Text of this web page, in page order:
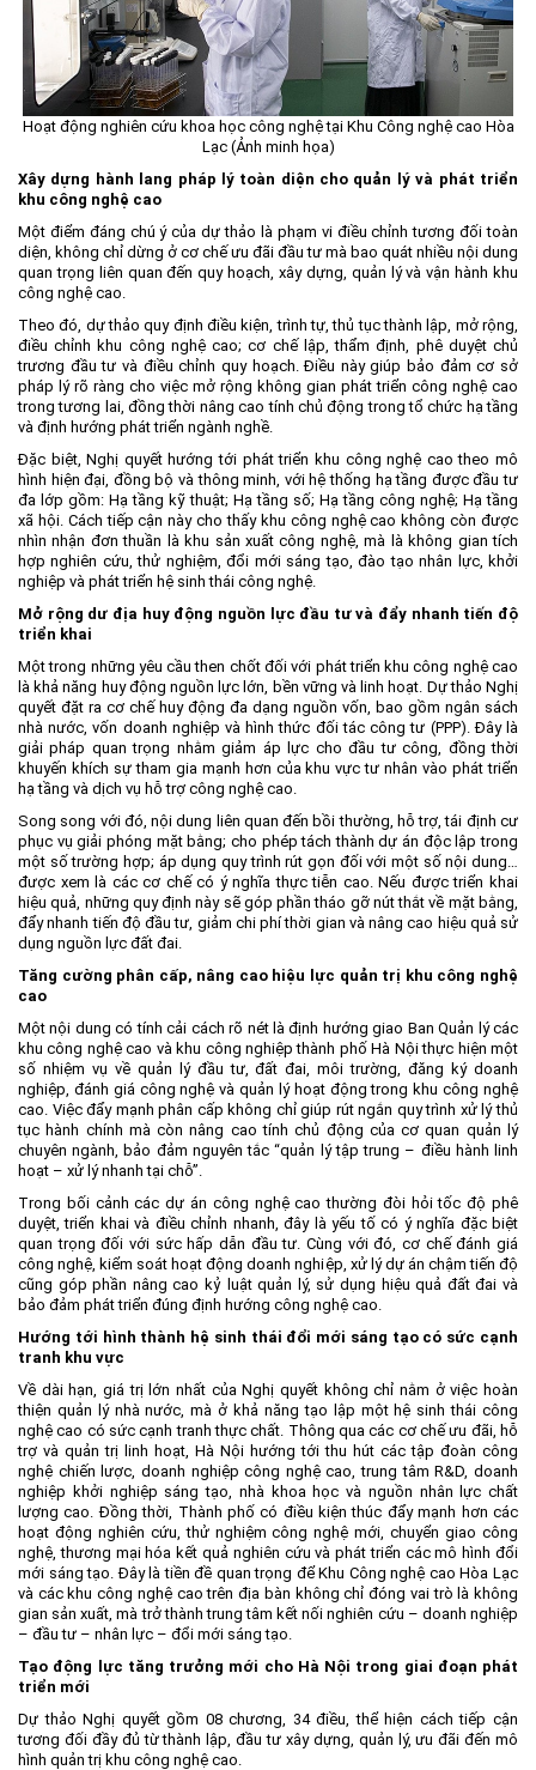
Hoạt động nghiên cứu khoa học công nghệ tại Khu Công nghệ cao Hòa
Lạc (Ảnh minh họa)
Xây dựng hành lang pháp lý toàn diện cho quản lý và phát triển
khu công nghệ cao
Một điểm đáng chú ý của dự thảo là phạm vi điều chỉnh tương đối toàn
diện, không chỉ dừng ở cơ chế ưu đãi đầu tư mà bao quát nhiều nội dung
quan trọng liên quan đến quy hoạch, xây dựng, quản lý và vận hành khu
công nghệ cao.
Theo đó, dự thảo quy định điều kiện, trình tự, thủ tục thành lập, mở rộng,
điều chỉnh khu công nghệ cao; cơ chế lập, thẩm định, phê duyệt chủ
trương đầu tư và điều chỉnh quy hoạch. Điều này giúp bảo đảm cơ sở
pháp lý rõ ràng cho việc mở rộng không gian phát triển công nghệ cao
trong tương lai, đồng thời nâng cao tính chủ động trong tổ chức hạ tầng
và định hướng phát triển ngành nghề.
Đặc biệt, Nghị quyết hướng tới phát triển khu công nghệ cao theo mô
hình hiện đại, đồng bộ và thông minh, với hệ thống hạ tầng được đầu tư
đa lớp gồm: Hạ tầng kỹ thuật; Hạ tầng số; Hạ tầng công nghệ; Hạ tầng
xã hội. Cách tiếp cận này cho thấy khu công nghệ cao không còn được
nhìn nhận đơn thuần là khu sản xuất công nghệ, mà là không gian tích
hợp nghiên cứu, thử nghiệm, đổi mới sáng tạo, đào tạo nhân lực, khởi
nghiệp và phát triển hệ sinh thái công nghệ.
Mở rộng dư địa huy động nguồn lực đầu tư và đẩy nhanh tiến độ
triển khai
Một trong những yêu cầu then chốt đối với phát triển khu công nghệ cao
là khả năng huy động nguồn lực lớn, bền vững và linh hoạt. Dự thảo Nghị
quyết đặt ra cơ chế huy động đa dạng nguồn vốn, bao gồm ngân sách
nhà nước, vốn doanh nghiệp và hình thức đối tác công tư (PPP). Đây là
giải pháp quan trọng nhằm giảm áp lực cho đầu tư công, đồng thời
khuyến khích sự tham gia mạnh hơn của khu vực tư nhân vào phát triển
hạ tầng và dịch vụ hỗ trợ công nghệ cao.
Song song với đó, nội dung liên quan đến bồi thường, hỗ trợ, tái định cư
phục vụ giải phóng mặt bằng; cho phép tách thành dự án độc lập trong
một số trường hợp; áp dụng quy trình rút gọn đối với một số nội dung…
được xem là các cơ chế có ý nghĩa thực tiễn cao. Nếu được triển khai
hiệu quả, những quy định này sẽ góp phần tháo gỡ nút thắt về mặt bằng,
đẩy nhanh tiến độ đầu tư, giảm chi phí thời gian và nâng cao hiệu quả sử
dụng nguồn lực đất đai.
Tăng cường phân cấp, nâng cao hiệu lực quản trị khu công nghệ
cao
Một nội dung có tính cải cách rõ nét là định hướng giao Ban Quản lý các
khu công nghệ cao và khu công nghiệp thành phố Hà Nội thực hiện một
số nhiệm vụ về quản lý đầu tư, đất đai, môi trường, đăng ký doanh
nghiệp, đánh giá công nghệ và quản lý hoạt động trong khu công nghệ
cao. Việc đẩy mạnh phân cấp không chỉ giúp rút ngắn quy trình xử lý thủ
tục hành chính mà còn nâng cao tính chủ động của cơ quan quản lý
chuyên ngành, bảo đảm nguyên tắc “quản lý tập trung – điều hành linh
hoạt – xử lý nhanh tại chỗ”.
Trong bối cảnh các dự án công nghệ cao thường đòi hỏi tốc độ phê
duyệt, triển khai và điều chỉnh nhanh, đây là yếu tố có ý nghĩa đặc biệt
quan trọng đối với sức hấp dẫn đầu tư. Cùng với đó, cơ chế đánh giá
công nghệ, kiểm soát hoạt động doanh nghiệp, xử lý dự án chậm tiến độ
cũng góp phần nâng cao kỷ luật quản lý, sử dụng hiệu quả đất đai và
bảo đảm phát triển đúng định hướng công nghệ cao.
Hướng tới hình thành hệ sinh thái đổi mới sáng tạo có sức cạnh
tranh khu vực
Về dài hạn, giá trị lớn nhất của Nghị quyết không chỉ nằm ở việc hoàn
thiện quản lý nhà nước, mà ở khả năng tạo lập một hệ sinh thái công
nghệ cao có sức cạnh tranh thực chất. Thông qua các cơ chế ưu đãi, hỗ
trợ và quản trị linh hoạt, Hà Nội hướng tới thu hút các tập đoàn công
nghệ chiến lược, doanh nghiệp công nghệ cao, trung tâm R&D, doanh
nghiệp khởi nghiệp sáng tạo, nhà khoa học và nguồn nhân lực chất
lượng cao. Đồng thời, Thành phố có điều kiện thúc đẩy mạnh hơn các
hoạt động nghiên cứu, thử nghiệm công nghệ mới, chuyển giao công
nghệ, thương mại hóa kết quả nghiên cứu và phát triển các mô hình đổi
mới sáng tạo. Đây là tiền đề quan trọng để Khu Công nghệ cao Hòa Lạc
và các khu công nghệ cao trên địa bàn không chỉ đóng vai trò là không
gian sản xuất, mà trở thành trung tâm kết nối nghiên cứu – doanh nghiệp
– đầu tư – nhân lực – đổi mới sáng tạo.
Tạo động lực tăng trưởng mới cho Hà Nội trong giai đoạn phát
triển mới
Dự thảo Nghị quyết gồm 08 chương, 34 điều, thể hiện cách tiếp cận
tương đối đầy đủ từ thành lập, đầu tư xây dựng, quản lý, ưu đãi đến mô
hình quản trị khu công nghệ cao.